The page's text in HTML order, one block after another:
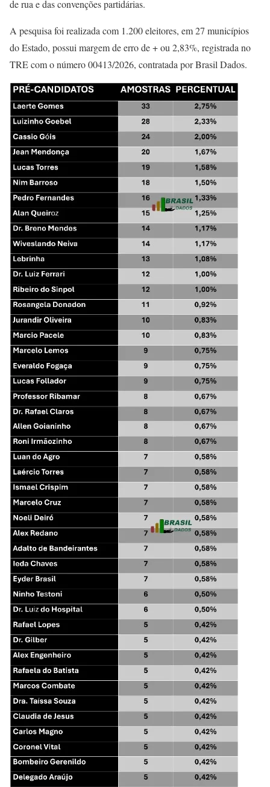
de rua e das convenções partidárias.
A pesquisa foi realizada com 1.200 eleitores, em 27 municípios
do Estado, possui margem de erro de + ou 2,83%, registrada no
TRE com o número 00413/2026, contratada por Brasil Dados.